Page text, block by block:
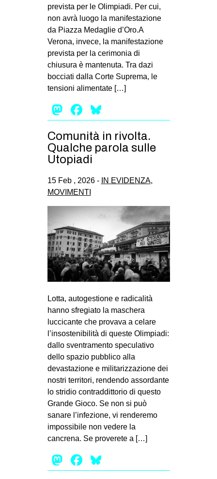
AFRICA
AMERICHE
ESTREMO ORIENTE
EUROPA
MEDIO ORIENTE
MONDO
EVENTI
Fb
ms
SEARCH
prevista per le Olimpiadi. Per cui,
non avrà luogo la manifestazione
da Piazza Medaglie d’Oro.A
Verona, invece, la manifestazione
prevista per la cerimonia di
chiusura è mantenuta. Tra dazi
bocciati dalla Corte Suprema, le
tensioni alimentate […]
Mastodon
Facebook
Comunità in rivolta.
Qualche parola sulle
Utopiadi
15 Feb , 2026 - IN EVIDENZA,
MOVIMENTI
Lotta, autogestione e radicalità
hanno sfregiato la maschera
luccicante che provava a celare
l’insostenibilità di queste Olimpiadi:
dallo sventramento speculativo
dello spazio pubblico alla
devastazione e militarizzazione dei
nostri territori, rendendo assordante
lo stridio contraddittorio di questo
Grande Gioco. Se non si può
sanare l’infezione, vi renderemo
impossibile non vedere la
cancrena. Se proverete a […]
Mastodon
Facebook